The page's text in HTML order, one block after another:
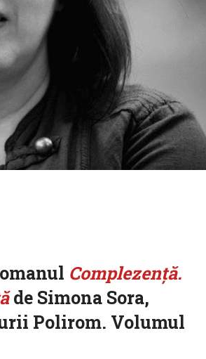
Complezență.
de Simona Sora,
Polirom. Volumul